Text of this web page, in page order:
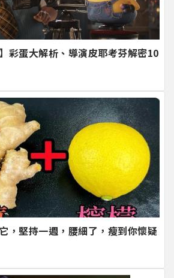
彩蛋大解析、導演皮耶考芬解密10
，堅持一週，腰細了，瘦到你懷疑